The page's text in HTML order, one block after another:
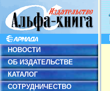
НОВОСТИ
ОБ ИЗДАТЕЛЬСТВЕ
КАТАЛОГ
СОТРУДНИЧЕСТВО